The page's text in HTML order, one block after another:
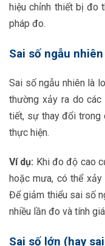
hiệu chỉnh thiết bị đo
pháp đo.
Sai số ngẫu nhiên
Sai số ngẫu nhiên là
thường xảy ra do các
tiết, sự thay đổi trong
thực hiện.
Ví dụ: Khi đo độ cao
hoặc mưa, có thể
Để giảm thiểu sai số
nhiều lần đo và tính
Sai số lớn (hay